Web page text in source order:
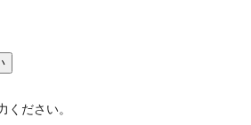
ください。